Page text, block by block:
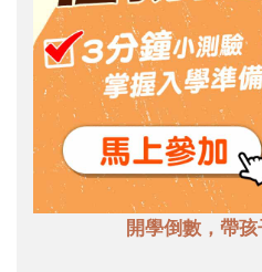
開學倒數，帶